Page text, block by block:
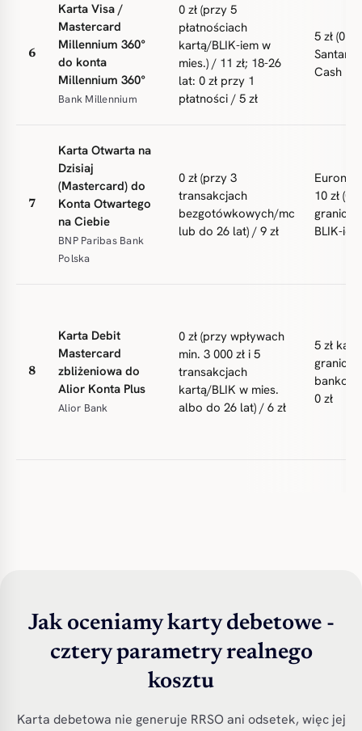
6
Karta Visa /
Mastercard
Millennium 360°
do konta
Millennium 360°
Bank Millennium
0 zł (przy 5
płatnościach
kartą/BLIK-iem w
mies.) / 11 zł; 18-26
lat: 0 zł przy 1
płatności / 5 zł
5 zł (0
Cash 1
7
Karta Otwarta na
Dzisiaj
(Mastercard) do
Konta Otwartego
na Ciebie
BNP Paribas Bank
Polska
0 zł (przy 3
transakcjach
bezgotówkowych/mc
lub do 26 lat) / 9 zł
Euronet
10 zł (0
granicą
BLIK-
8
Karta Debit
Mastercard
zbliżeniowa do
Alior Konta Plus
Alior Bank
0 zł (przy wpływach
min. 3 000 zł i 5
transakcjach
kartą/BLIK w mies.
albo do 26 lat) / 6 zł
5 zł
granicą
0 zł
Jak oceniamy karty debetowe -
cztery parametry realnego
kosztu
Karta debetowa nie generuje RRSO ani odsetek, więc jej